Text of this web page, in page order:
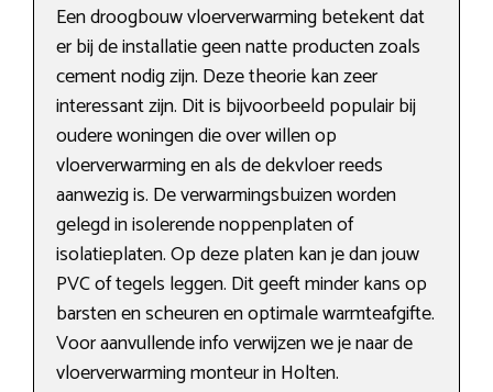
Een droogbouw vloerverwarming betekent dat
er bij de installatie geen natte producten zoals
cement nodig zijn. Deze theorie kan zeer
interessant zijn. Dit is bijvoorbeeld populair bij
oudere woningen die over willen op
vloerverwarming en als de dekvloer reeds
aanwezig is. De verwarmingsbuizen worden
gelegd in isolerende noppenplaten of
isolatieplaten. Op deze platen kan je dan jouw
PVC of tegels leggen. Dit geeft minder kans op
barsten en scheuren en optimale warmteafgifte.
Voor aanvullende info verwijzen we je naar de
vloerverwarming monteur in Holten.